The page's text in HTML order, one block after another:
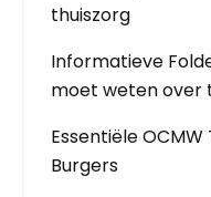
thuiszorg
Informatieve
moet weten over
Essentiële
Burgers